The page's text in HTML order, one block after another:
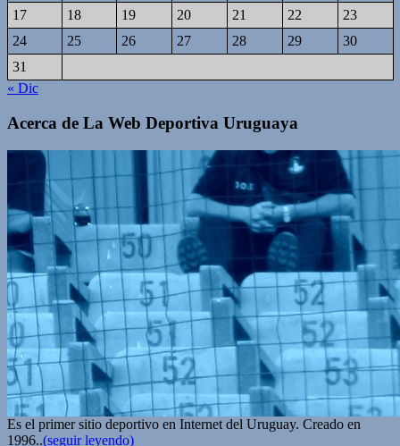
17
18 19 20 21 22
23
24
25 26 27 28 29
30
31
« Dic
Acerca de La Web Deportiva Uruguaya
Es el primer sitio deportivo en Internet del Uruguay. Creado en
1996..(seguir leyendo)